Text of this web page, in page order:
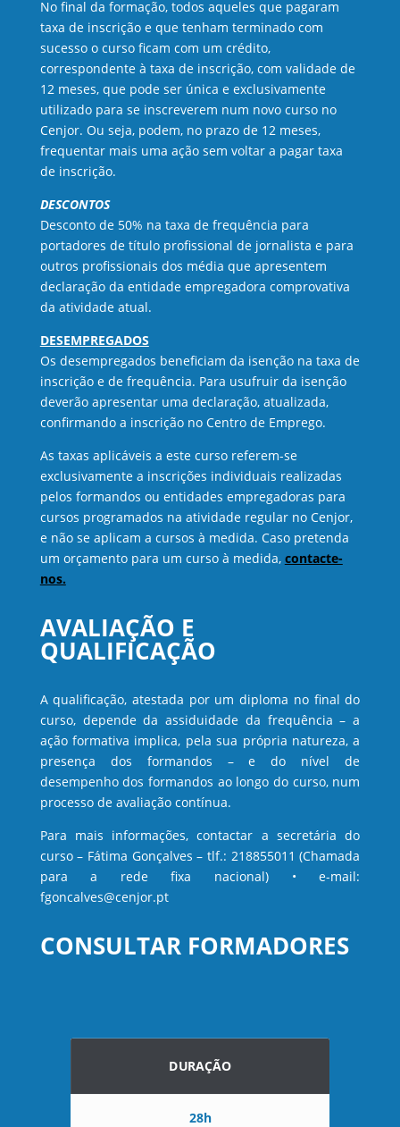
No final da formação, todos aqueles que pagaram
taxa de inscrição e que tenham terminado com
sucesso o curso ficam com um crédito,
correspondente à taxa de inscrição, com validade de
12 meses, que pode ser única e exclusivamente
utilizado para se inscreverem num novo curso no
Cenjor. Ou seja, podem, no prazo de 12 meses,
frequentar mais uma ação sem voltar a pagar taxa
de inscrição.
DESCONTOS
Desconto de 50% na taxa de frequência para
portadores de título profissional de jornalista e para
outros profissionais dos média que apresentem
declaração da entidade empregadora comprovativa
da atividade atual.
DESEMPREGADOS
Os desempregados beneficiam da isenção na taxa de
inscrição e de frequência. Para usufruir da isenção
deverão apresentar uma declaração, atualizada,
confirmando a inscrição no Centro de Emprego.
As taxas aplicáveis a este curso referem-se
exclusivamente a inscrições individuais realizadas
pelos formandos ou entidades empregadoras para
cursos programados na atividade regular no Cenjor,
e não se aplicam a cursos à medida. Caso pretenda
um orçamento para um curso à medida, contacte-
nos.
AVALIAÇÃO E
QUALIFICAÇÃO
A qualificação, atestada por um diploma no final do
curso, depende da assiduidade da frequência – a
ação formativa implica, pela sua própria natureza, a
presença dos formandos – e do nível de
desempenho dos formandos ao longo do curso, num
processo de avaliação contínua.
Para mais informações, contactar a secretária do
curso – Fátima Gonçalves – tlf.: 218855011 (Chamada
para a rede fixa nacional) • e-mail:
fgoncalves@cenjor.pt
CONSULTAR FORMADORES
DURAÇÃO
28h